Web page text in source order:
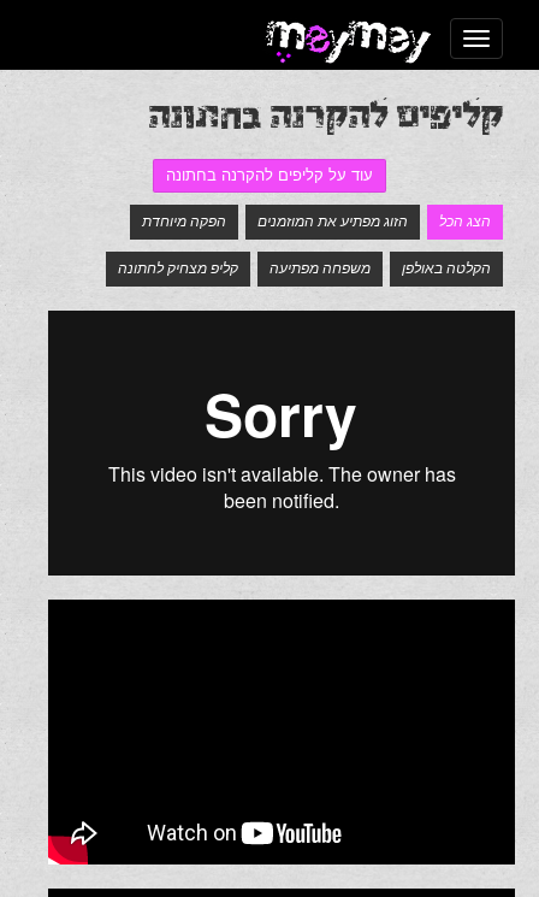
Toggle navigation
קליפים להקרנה בחתונה
עוד על קליפים להקרנה בחתונה
הצג הכל הזוג מפתיע את המוזמנים הפקה מיוחדת
הקלטה באולפן משפחה מפתיעה קליפ מצחיק לחתונה